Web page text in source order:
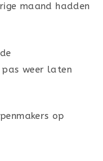
maand hadden
pas weer laten
op